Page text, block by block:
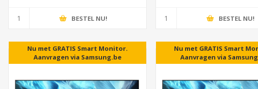
BESTEL NU! BESTEL NU!
Nu met GRATIS Smart Monitor.
Aanvragen via Samsung.be
5 jaar garantie als U in NL
Nu met GRATIS Smart
Aanvragen via